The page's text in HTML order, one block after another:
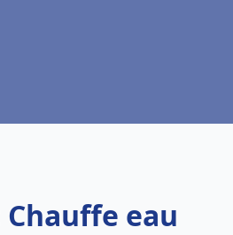
Chauffe eau